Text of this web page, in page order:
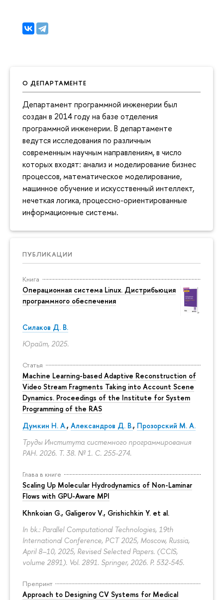
О ДЕПАРТАМЕНТЕ
Департамент программной инженерии был
создан в 2014 году на базе отделения
программной инженерии. В департаменте
ведутся исследования по различным
современным научным направлениям, в число
которых входят: анализ и моделирование бизнес
процессов, математическое моделирование,
машинное обучение и искусственный интеллект,
нечеткая логика, процессно-ориентированные
информационные системы.
ПУБЛИКАЦИИ
Книга
Операционная система Linux. Дистрибьюция
программного обеспечения
Силаков Д. В.
Юрайт, 2025.
Статья
Machine Learning-based Adaptive Reconstruction of
Video Stream Fragments Taking into Account Scene
Dynamics. Proceedings of the Institute for System
Programming of the RAS
Думкин Н. А., Александров Д. В., Прозорский М. А.
Труды Института системного программирования
РАН. 2026. Т. 38. № 1. С. 255-274.
Глава в книге
Scaling Up Molecular Hydrodynamics of Non-Laminar
Flows with GPU-Aware MPI
Khnkoian G., Galigerov V., Grishichkin Y. et al.
In bk.: Parallel Computational Technologies, 19th
International Conference, PCT 2025, Moscow, Russia,
April 8–10, 2025, Revised Selected Papers. (CCIS,
volume 2891). Vol. 2891. Springer, 2026. P. 532-545.
Препринт
Approach to Designing CV Systems for Medical